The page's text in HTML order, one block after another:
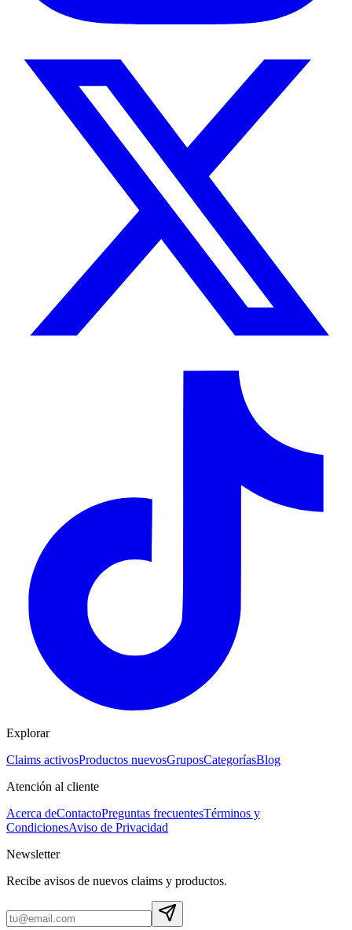
Explorar
Claims activosProductos nuevosGruposCategoríasBlog
Atención al cliente
Acerca deContactoPreguntas frecuentesTérminos y
CondicionesAviso de Privacidad
Newsletter
Recibe avisos de nuevos claims y productos.